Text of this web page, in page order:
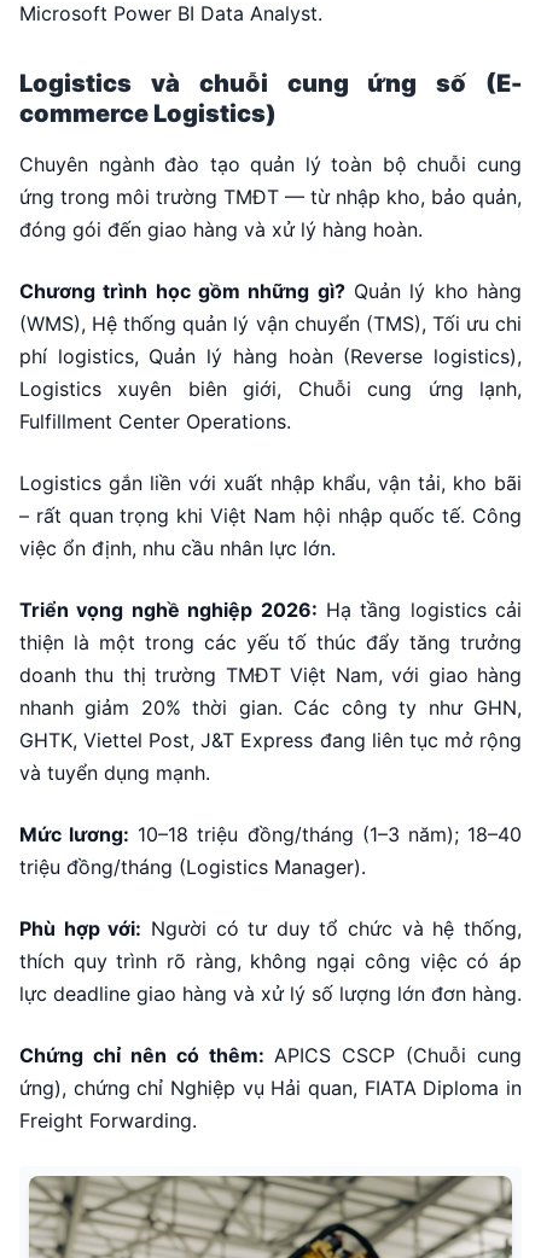
Microsoft Power BI Data Analyst.
Logistics và chuỗi cung ứng số (E-
commerce Logistics)
Chuyên ngành đào tạo quản lý toàn bộ chuỗi cung
ứng trong môi trường TMĐT — từ nhập kho, bảo quản,
đóng gói đến giao hàng và xử lý hàng hoàn.
Chương trình học gồm những gì?Quản lý kho hàng
(WMS), Hệ thống quản lý vận chuyển (TMS), Tối ưu chi
phí logistics, Quản lý hàng hoàn (Reverse logistics),
Logistics xuyên biên giới, Chuỗi cung ứng lạnh,
Fulfillment Center Operations.
Logistics gắn liền với xuất nhập khẩu, vận tải, kho bãi
– rất quan trọng khi Việt Nam hội nhập quốc tế. Công
việc ổn định, nhu cầu nhân lực lớn.
Triển vọng nghề nghiệp 2026: Hạ tầng logistics cải
thiện là một trong các yếu tố thúc đẩy tăng trưởng
doanh thu thị trường TMĐT Việt Nam, với giao hàng
nhanh giảm 20% thời gian. Các công ty như GHN,
GHTK, Viettel Post, J&T Express đang liên tục mở rộng
và tuyển dụng mạnh.
Mức lương: 10–18 triệu đồng/tháng (1–3 năm); 18–40
triệu đồng/tháng (Logistics Manager).
Phù hợp với: Người có tư duy tổ chức và hệ thống,
thích quy trình rõ ràng, không ngại công việc có áp
lực deadline giao hàng và xử lý số lượng lớn đơn hàng.
Chứng chỉ nên có thêm: APICS CSCP (Chuỗi cung
ứng), chứng chỉ Nghiệp vụ Hải quan, FIATA Diploma in
Freight Forwarding.